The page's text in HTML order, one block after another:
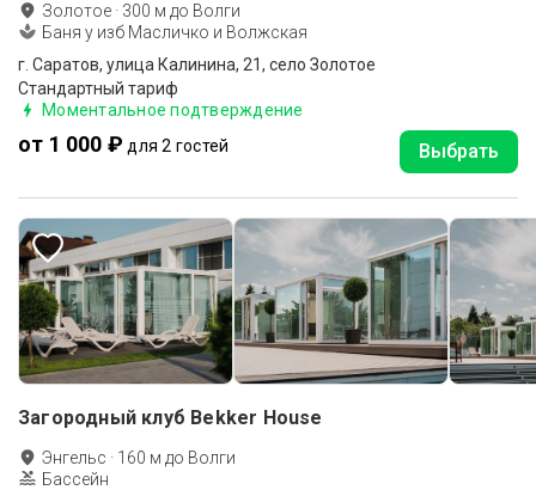
Золотое · 300 м до Волги
Баня у изб Масличко и Волжская
г. Саратов, улица Калинина, 21, село Золотое
Стандартный тариф
Моментальное подтверждение
от 1 000 ₽ для 2 гостей Выбрать
Загородный клуб Bekker House
Энгельс · 160 м до Волги
Бассейн